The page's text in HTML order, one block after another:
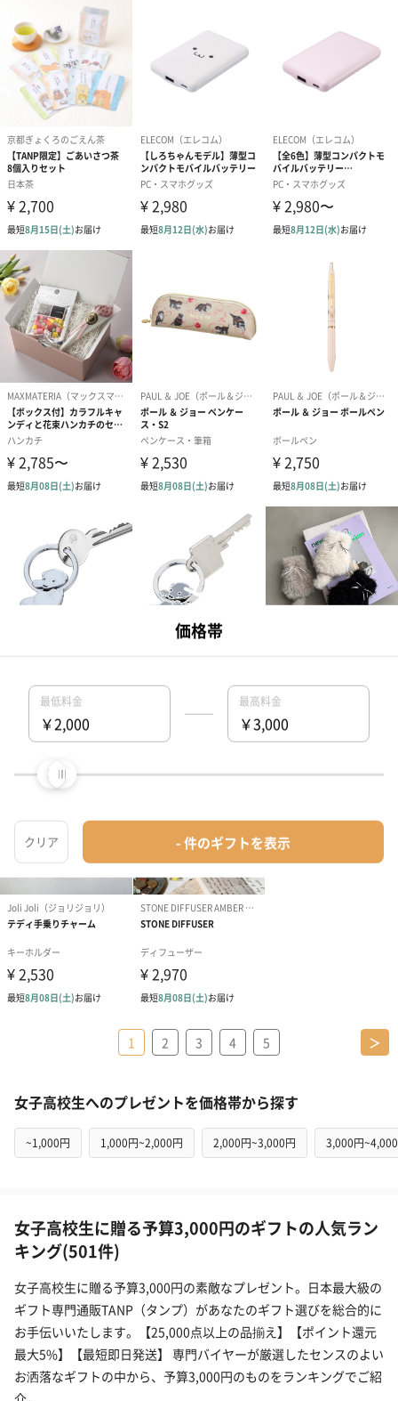
1 2 3 4 5 ＞
女子高校生へのプレゼントを価格帯から探す
~1,000円 1,000円~2,000円 2,000円~3,000円 3,000円
女子高校生に贈る予算3,000円のギフトの人気ラン
キング(501件)
女子高校生に贈る予算3,000円の素敵なプレゼント。日本最大級の
ギフト専門通販TANP（タンプ）があなたのギフト選びを総合的に
お手伝いいたします。【25,000点以上の品揃え】【ポイント還元
最大5%】【最短即日発送】 専門バイヤーが厳選したセンスのよい
お洒落なギフトの中から、予算3,000円のものをランキングでご紹